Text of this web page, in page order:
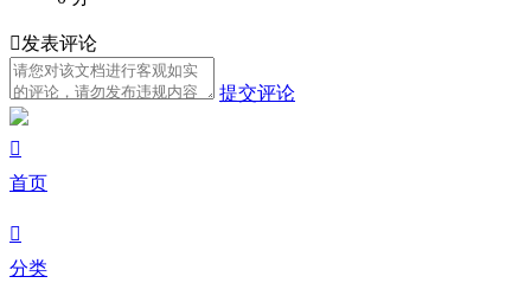
发表评论
提交评论

首页

分类